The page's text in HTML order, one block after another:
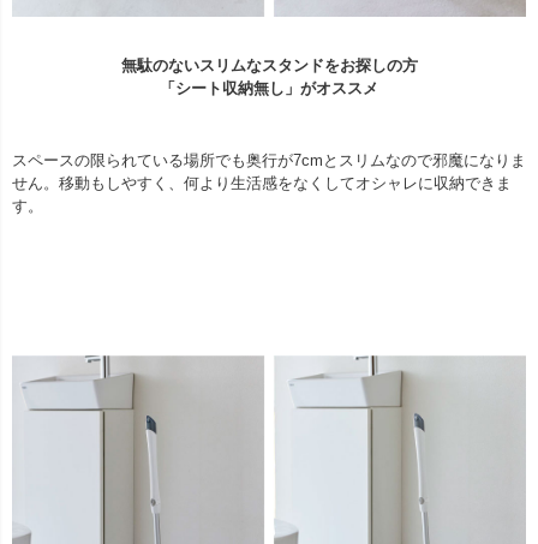
無駄のないスリムなスタンドをお探しの方
「シート収納無し」がオススメ
スペースの限られている場所でも奥行が7cmとスリムなので邪魔になりま
せん。移動もしやすく、何より生活感をなくしてオシャレに収納できま
す。